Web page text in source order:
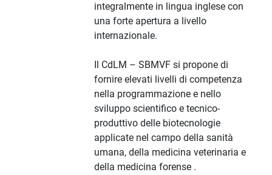
integralmente in lingua inglese con
una forte apertura a livello
internazionale.
Il CdLM – SBMVF si propone di
fornire elevati livelli di competenza
nella programmazione e nello
sviluppo scientifico e tecnico-
produttivo delle biotecnologie
applicate nel campo della sanità
umana, della medicina veterinaria e
della medicina forense .